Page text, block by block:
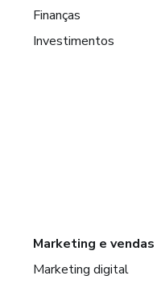
Finanças
Investimentos
Marketing e vendas
Marketing digital